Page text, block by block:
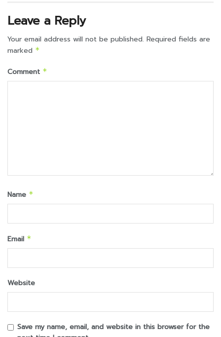
Leave a Reply
Your email address will not be published. Required fields are
marked *
Comment *
Name *
Email *
Website
Save my name, email, and website in this browser for the